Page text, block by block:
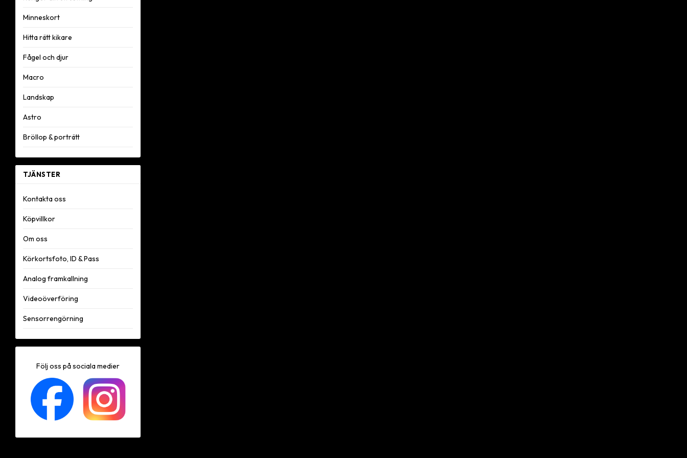
Minneskort
Hitta rätt kikare
Fågel och djur
Macro
Landskap
Astro
Bröllop & porträtt
TJÄNSTER
Kontakta oss
Köpvillkor
Om oss
Körkortsfoto, ID & Pass
Analog framkallning
Videoöverföring
Sensorrengörning
Följ oss på sociala medier